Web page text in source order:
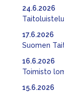
24.6.2026
Suomen
17.6.2026
Toimisto
16.6.2026
15.6.2026